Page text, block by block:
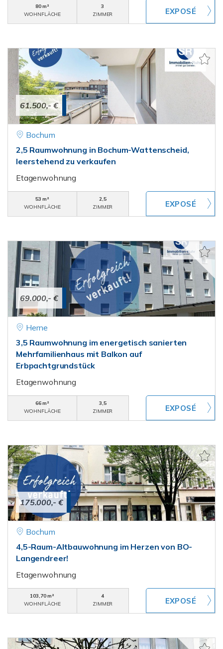
80 m²
WOHNFLÄCHE
3
ZIMMER
61.500,- €
Bochum
2,5 Raumwohnung in Bochum-Wattenscheid,
leerstehend zu verkaufen
Etagenwohnung
53 m²
WOHNFLÄCHE
2,5
ZIMMER
69.000,- €
Herne
3,5 Raumwohnung im energetisch sanierten
Mehrfamilienhaus mit Balkon auf
Erbpachtgrundstück
Etagenwohnung
66 m²
WOHNFLÄCHE
3,5
ZIMMER
175.000,- €
Bochum
4,5-Raum-Altbauwohnung im Herzen von BO-
Langendreer!
Etagenwohnung
103,70 m²
WOHNFLÄCHE
4
ZIMMER